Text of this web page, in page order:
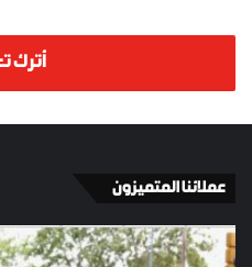
أترك
عملائنا المتميزون
الإسبان
في